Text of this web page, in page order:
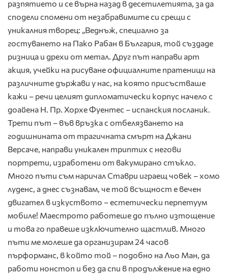
разпятието и се върна назад в десетилетията, за да
сподели спомени от незабравимите си срещи с
уникалния творец: „Веднъж, специално за
гостуването на Пако Рабан в България, той създаде
ризница и дрехи от метал. Друг път направи арт
акция, учейки на рисуване официалните пратеници на
различните държави у нас, на която присъстваше
кажи – речи целият дипломатически корпус начело с
доайена Н. Пр. Хорхе Фуентес – испанския посланик.
Трети път – във връзка с отбелязването на
годишнината от трагичната смърт на Джани
Версаче, направи уникален триптих с негови
портрети, изработени от вакумирано стъкло.
Много пъти съм наричал Ставри играещ човек – хомо
луденс, а днес съзнавам, че той всъщност е вечен
двигател в изкуството – естетически перпетуум
мобиле! Маестрото работеше до пълно изтощение
и това го правеше изключително щастлив. Много
пъти ме молеше да организирам 24 часов
пърформанс, в който той – подобно на Льо Ман, да
работи нонстоп и без да спи в продължение на едно